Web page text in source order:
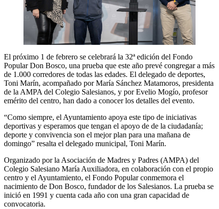
El próximo 1 de febrero se celebrará la 32ª edición del Fondo
Popular Don Bosco, una prueba que este año prevé congregar a más
de 1.000 corredores de todas las edades. El delegado de deportes,
Toni Marín, acompañado por María Sánchez Matamoros, presidenta
de la AMPA del Colegio Salesianos, y por Evelio Mogío, profesor
emérito del centro, han dado a conocer los detalles del evento.
“Como siempre, el Ayuntamiento apoya este tipo de iniciativas
deportivas y esperamos que tengan el apoyo de de la ciudadanía;
deporte y convivencia son el mejor plan para una mañana de
domingo” resalta el delegado municipal, Toni Marín.
Organizado por la Asociación de Madres y Padres (AMPA) del
Colegio Salesiano María Auxiliadora, en colaboración con el propio
centro y el Ayuntamiento, el Fondo Popular conmemora el
nacimiento de Don Bosco, fundador de los Salesianos. La prueba se
inició en 1991 y cuenta cada año con una gran capacidad de
convocatoria.